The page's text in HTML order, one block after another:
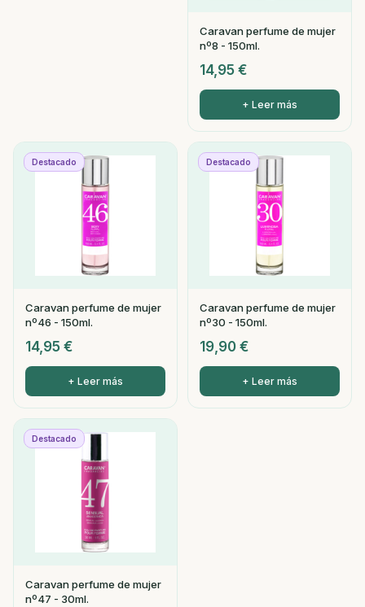
Caravan perfume de mujer
nº8 - 150ml.
14,95 €
+ Leer más
Destacado
Caravan perfume de mujer
nº46 - 150ml.
14,95 €
+ Leer más
Destacado
Caravan perfume de mujer
nº30 - 150ml.
19,90 €
+ Leer más
Destacado
Caravan perfume de mujer
nº47 - 30ml.